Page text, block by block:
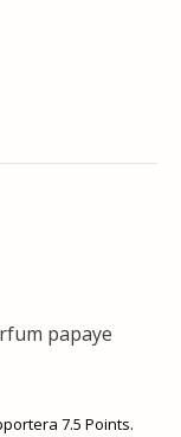
papaye
7.5 Points.